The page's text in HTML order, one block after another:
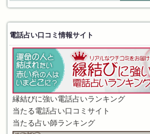
電話占い口コミ情報サイト
縁結びに強い電話占いランキング
当たる電話占い口コミサイト
当たる占い師ランキング